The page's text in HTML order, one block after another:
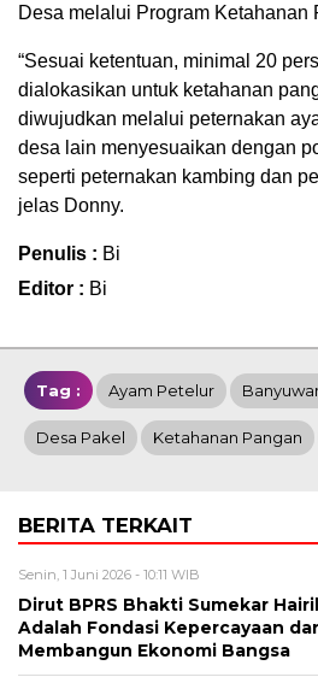
Desa melalui Program Ketahanan
“Sesuai ketentuan, minimal 20
dialokasikan untuk ketahanan
diwujudkan melalui peternakan
desa lain menyesuaikan dengan
seperti peternakan kambing dan
jelas Donny.
Penulis : Bi
Editor : Bi
Tag : Ayam Petelur
Desa Pakel Ketahanan Pangan
BERITA TERKAIT
Senin, 1 Juni 2026 - 10:11 WIB
Dirut BPRS Bhakti Sumekar
Adalah Fondasi Kepercayaan
Membangun Ekonomi Bangsa